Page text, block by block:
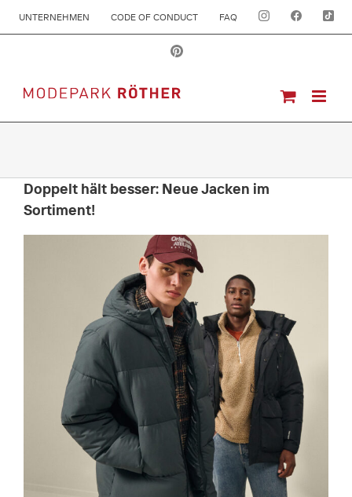
UNTERNEHMEN CODE OF CONDUCT FAQ
Doppelt hält besser: Neue Jacken im
Sortiment!